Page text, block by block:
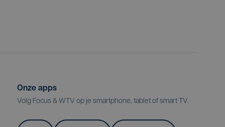
Onze apps
Volg Focus & WTV op je smartphone, tablet of smart TV.